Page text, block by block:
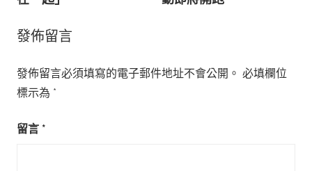
覽
發佈留言
發佈留言必須填寫的電子郵件地址不會公開。 必填欄位
標示為 *
留言 *